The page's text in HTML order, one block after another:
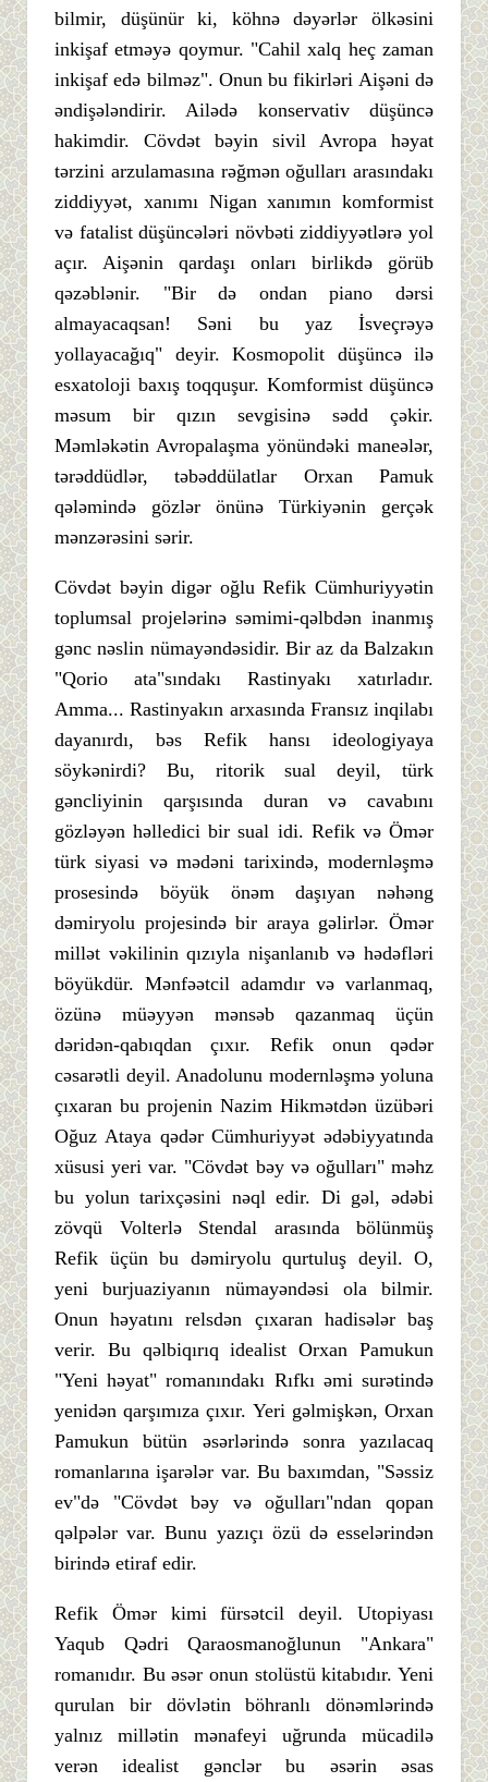
bilmir, düşünür ki, köhnə dəyərlər ölkəsini
inkişaf etməyə qoymur. "Cahil xalq heç zaman
inkişaf edə bilməz". Onun bu fikirləri Aişəni də
əndişələndirir. Ailədə konservativ düşüncə
hakimdir. Cövdət bəyin sivil Avropa həyat
tərzini arzulamasına rəğmən oğulları arasındakı
ziddiyyət, xanımı Nigan xanımın komformist
və fatalist düşüncələri növbəti ziddiyyətlərə yol
açır. Aişənin qardaşı onları birlikdə görüb
qəzəblənir. "Bir də ondan piano dərsi
almayacaqsan! Səni bu yaz İsveçrəyə
yollayacağıq" deyir. Kosmopolit düşüncə ilə
esxatoloji baxış toqquşur. Komformist düşüncə
məsum bir qızın sevgisinə sədd çəkir.
Məmləkətin Avropalaşma yönündəki maneələr,
tərəddüdlər, təbəddülatlar Orxan Pamuk
qələmində gözlər önünə Türkiyənin gerçək
mənzərəsini sərir.
Cövdət bəyin digər oğlu Refik Cümhuriyyətin
toplumsal projelərinə səmimi-qəlbdən inanmış
gənc nəslin nümayəndəsidir. Bir az da Balzakın
"Qorio ata"sındakı Rastinyakı xatırladır.
Amma... Rastinyakın arxasında Fransız inqilabı
dayanırdı, bəs Refik hansı ideologiyaya
söykənirdi? Bu, ritorik sual deyil, türk
gəncliyinin qarşısında duran və cavabını
gözləyən həlledici bir sual idi. Refik və Ömər
türk siyasi və mədəni tarixində, modernləşmə
prosesində böyük önəm daşıyan nəhəng
dəmiryolu projesində bir araya gəlirlər. Ömər
millət vəkilinin qızıyla nişanlanıb və hədəfləri
böyükdür. Mənfəətcil adamdır və varlanmaq,
özünə müəyyən mənsəb qazanmaq üçün
dəridən-qabıqdan çıxır. Refik onun qədər
cəsarətli deyil. Anadolunu modernləşmə yoluna
çıxaran bu projenin Nazim Hikmətdən üzübəri
Oğuz Ataya qədər Cümhuriyyət ədəbiyyatında
xüsusi yeri var. "Cövdət bəy və oğulları" məhz
bu yolun tarixçəsini nəql edir. Di gəl, ədəbi
zövqü Volterlə Stendal arasında bölünmüş
Refik üçün bu dəmiryolu qurtuluş deyil. O,
yeni burjuaziyanın nümayəndəsi ola bilmir.
Onun həyatını relsdən çıxaran hadisələr baş
verir. Bu qəlbiqırıq idealist Orxan Pamukun
"Yeni həyat" romanındakı Rıfkı əmi surətində
yenidən qarşımıza çıxır. Yeri gəlmişkən, Orxan
Pamukun bütün əsərlərində sonra yazılacaq
romanlarına işarələr var. Bu baxımdan, "Səssiz
ev"də "Cövdət bəy və oğulları"ndan qopan
qəlpələr var. Bunu yazıçı özü də esselərindən
birində etiraf edir.
Refik Ömər kimi fürsətcil deyil. Utopiyası
Yaqub Qədri Qaraosmanoğlunun "Ankara"
romanıdır. Bu əsər onun stolüstü kitabıdır. Yeni
qurulan bir dövlətin böhranlı dönəmlərində
yalnız millətin mənafeyi uğrunda mücadilə
verən idealist gənclər bu əsərin əsas